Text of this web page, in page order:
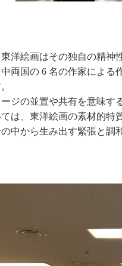
洋絵画はその独自の精
両国の 6 名の作家によ
ージの並置や共有を意味
は、東洋絵画の素材的
中から生み出す緊張と調